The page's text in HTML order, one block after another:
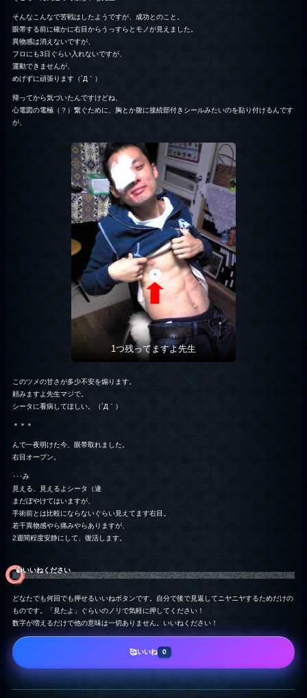
そんなこんなで苦戦はしたようですが、成功とのこと。
眼帯する前に確かに右目からうっすらとモノが見えました。
異物感は消えないですが、
フロにも3日ぐらい入れないですが、
運動できませんが、
めげずに頑張ります（´Д｀）
帰ってから気づいたんですけどね、
心電図の電極（？）繋ぐために、胸とか腹に接続部付きシールみたいのを貼り付けるんです
が、
1つ残ってますよ先生
このツメの甘さが多少不安を煽ります。
頼みますよ先生マジで。
シータに看病してほしい。（´Д｀）
＊＊＊
んで一夜明けた今、眼帯取れました。
右目オープン。
･･･み
見える、見えるよシータ（違
まだぼやけてはいますが、
手術前とは比較にならないぐらい見えてます右目。
若干異物感やら痛みやらありますが、
2週間程度安静にして、復活します。
👍️いいねください
どなたでも何回でも押せるいいねボタンです。自分で後で見返してニヤニヤするためだけの
ものです。「見たよ」ぐらいのノリで気軽に押してください！
数字が増えるだけで他の意味は一切ありません。いいねください！
🥰いいね 0